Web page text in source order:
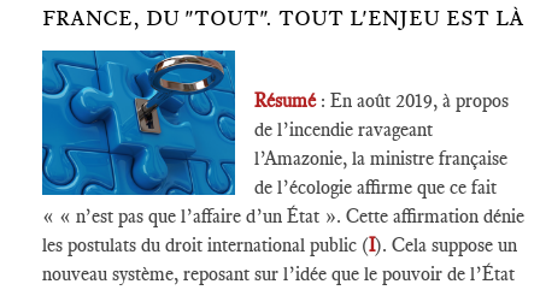
FRANCE, DU "TOUT". TOUT L'ENJEU EST LÀ
Résumé: En août 2019, à propos
de l’incendie ravageant
l’Amazonie, la ministre française
de l’écologie affirme que ce fait
« « n’est pas que l’affaire d’un État ». Cette affirmation dénie
les postulats du droit international public (I). Cela suppose un
nouveau système, reposant sur l’idée que le pouvoir de l’État